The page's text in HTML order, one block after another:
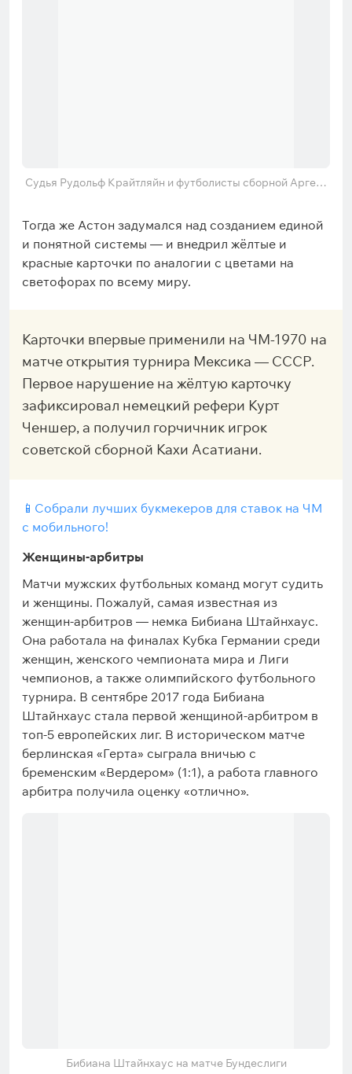
Судья Рудольф Крайтляйн и футболисты сборной Аргент
Тогда же Астон задумался над созданием единой
и понятной системы — и внедрил жёлтые и
красные карточки по аналогии с цветами на
светофорах по всему миру.
Карточки впервые применили на ЧМ-1970 на
матче открытия турнира Мексика — СССР.
Первое нарушение на жёлтую карточку
зафиксировал немецкий рефери Курт
Ченшер, а получил горчичник игрок
советской сборной Кахи Асатиани.
📱Собрали лучших букмекеров для ставок на ЧМ
с мобильного!
Женщины-арбитры
Матчи мужских футбольных команд могут судить
и женщины. Пожалуй, самая известная из
женщин-арбитров — немка Бибиана Штайнхаус.
Она работала на финалах Кубка Германии среди
женщин, женского чемпионата мира и Лиги
чемпионов, а также олимпийского футбольного
турнира. В сентябре 2017 года Бибиана
Штайнхаус стала первой женщиной-арбитром в
топ-5 европейских лиг. В историческом матче
берлинская «Герта» сыграла вничью с
бременским «Вердером» (1:1), а работа главного
арбитра получила оценку «отлично».
Бибиана Штайнхаус на матче Бундеслиги